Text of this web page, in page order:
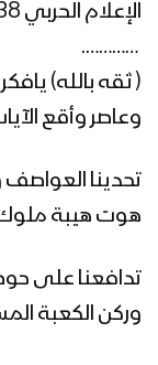
الإعلام الحربي 1438 هـ
‏ ………….
( ثقه بالله) يافكر
وعاصر وأقع
تحدينا العواصف
هوت هيبة ملوك
تدافعنا على حوض
وركن الكعبة